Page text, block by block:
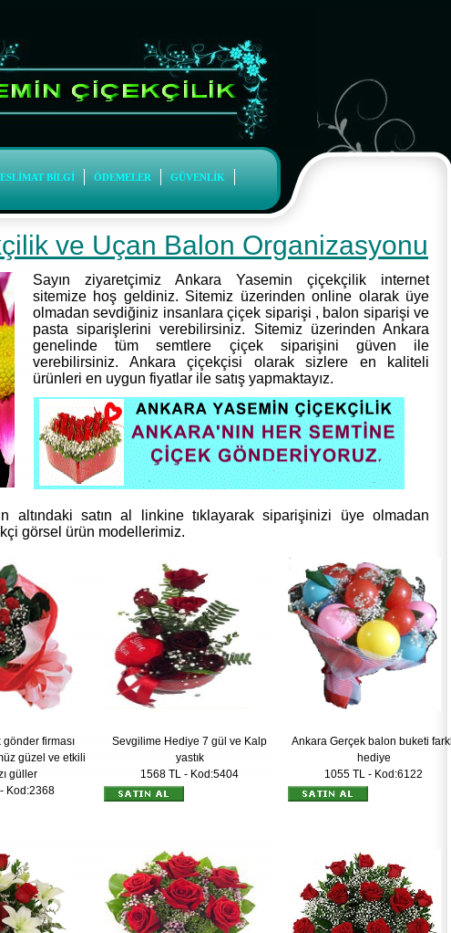
BİLGİ ÖDEMELER GÜVENLİK
ve Uçan Balon Organizasyonu
Sayın ziyaretçimiz Ankara Yasemin çiçekçilik internet
sitemize hoş geldiniz. Sitemiz üzerinden online olarak üye
olmadan sevdiğiniz insanlara çiçek siparişi , balon siparişi ve
pasta siparişlerini verebilirsiniz. Sitemiz üzerinden Ankara
genelinde tüm semtlere çiçek siparişini güven ile
verebilirsiniz. Ankara çiçekçisi olarak sizlere en kaliteli
ürünleri en uygun fiyatlar ile satış yapmaktayız.
satın al linkine tıklayarak siparişinizi üye olmadan
görsel ürün modellerimiz.
firması
güzel ve etkili
güller
Kod:2368
Sevgilime Hediye 7 gül ve Kalp
yastık
1568 TL - Kod:5404
Ankara Gerçek balon buketi farklı
hediye
1055 TL - Kod:6122